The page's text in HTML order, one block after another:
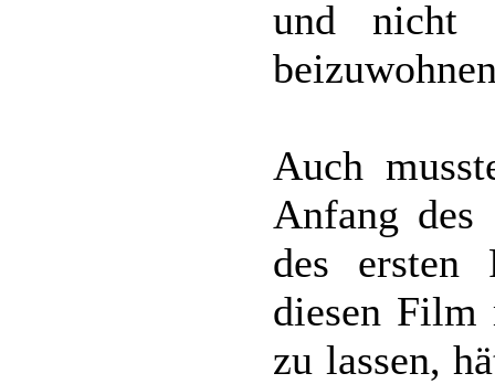
und nicht
Auch
Anfang des
des ersten
diesen Film
zu lassen,